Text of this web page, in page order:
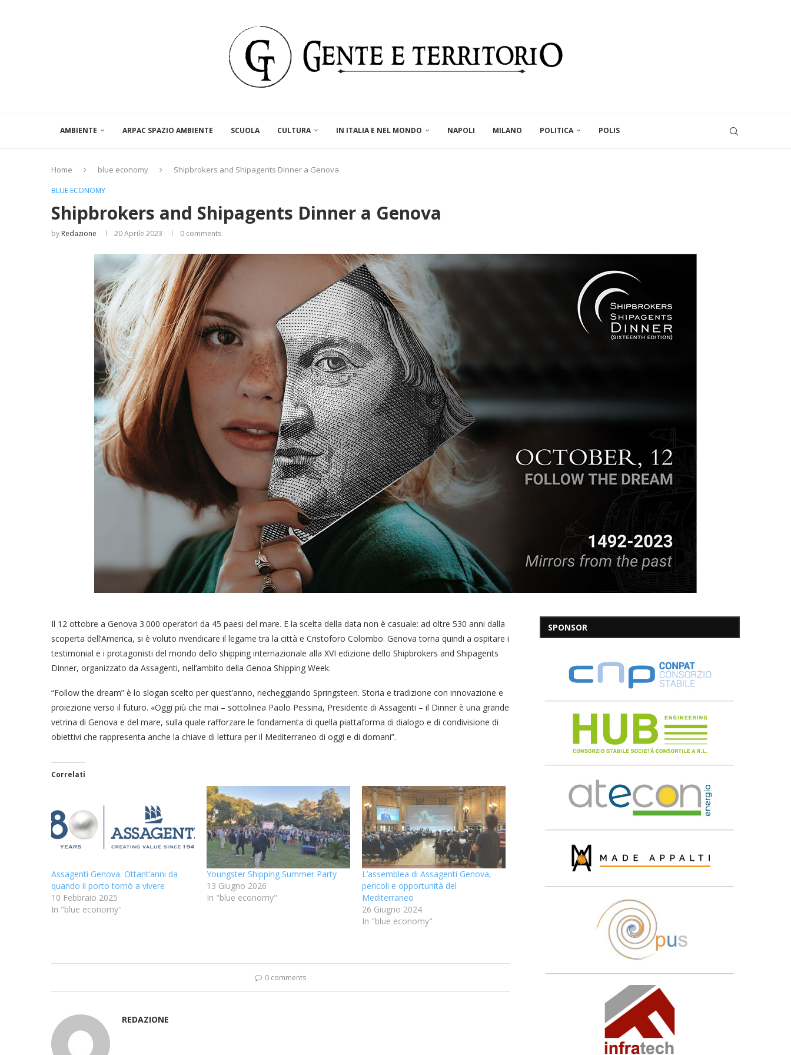
AMBIENTE ARPAC SPAZIO AMBIENTE SCUOLA CULTURA IN ITALIA E NEL MONDO NAPOLI MILANO POLITICA POLIS
Home blue economy Shipbrokers and Shipagents Dinner a Genova
BLUE ECONOMY
Shipbrokers and Shipagents Dinner a Genova
by Redazione 20 Aprile 2023 0 comments
Il 12 ottobre a Genova 3.000 operatori da 45 paesi del mare. E la scelta della data non è casuale: ad oltre 530 anni dalla
scoperta dell’America, si è voluto rivendicare il legame tra la città e Cristoforo Colombo. Genova torna quindi a ospitare i
testimonial e i protagonisti del mondo dello shipping internazionale alla XVI edizione dello Shipbrokers and Shipagents
Dinner, organizzato da Assagenti, nell’ambito della Genoa Shipping Week.
“Follow the dream” è lo slogan scelto per quest’anno, riecheggiando Springsteen. Storia e tradizione con innovazione e
proiezione verso il futuro. «Oggi più che mai – sottolinea Paolo Pessina, Presidente di Assagenti – il Dinner è una grande
vetrina di Genova e del mare, sulla quale rafforzare le fondamenta di quella piattaforma di dialogo e di condivisione di
obiettivi che rappresenta anche la chiave di lettura per il Mediterraneo di oggi e di domani”.
Correlati
Assagenti Genova. Ottant’anni da
quando il porto tornò a vivere
10 Febbraio 2025
In "blue economy"
Youngster Shipping Summer Party
13 Giugno 2026
In "blue economy"
L’assemblea di Assagenti Genova,
pericoli e opportunità del
Mediterraneo
26 Giugno 2024
In "blue economy"
0 comments
REDAZIONE
SPONSOR